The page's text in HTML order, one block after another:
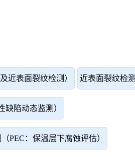
近表面裂纹检测） 近表面裂纹检测
缺陷动态监测）
PEC：保温层下腐蚀评估）